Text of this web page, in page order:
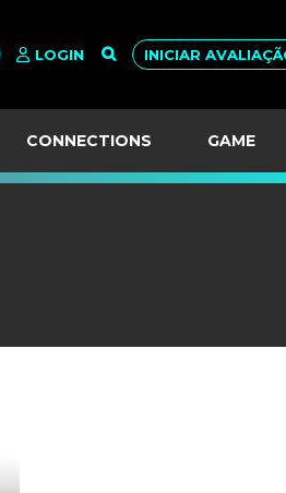
LOGIN INICIAR
CONNECTIONS GAME